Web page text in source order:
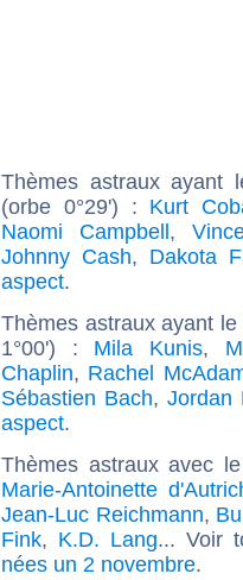
Thèmes astraux ayant
(orbe 0°29') : Kurt
Naomi Campbell,
Johnny Cash, Dakota
aspect.
Thèmes astraux ayant
1°00') : Mila Kunis,
Chaplin, Rachel
Sébastien Bach, Jordan
aspect.
Thèmes astraux avec
Marie-Antoinette
Jean-Luc Reichmann,
Fink, K.D. Lang... Voir
nées un 2 novembre.